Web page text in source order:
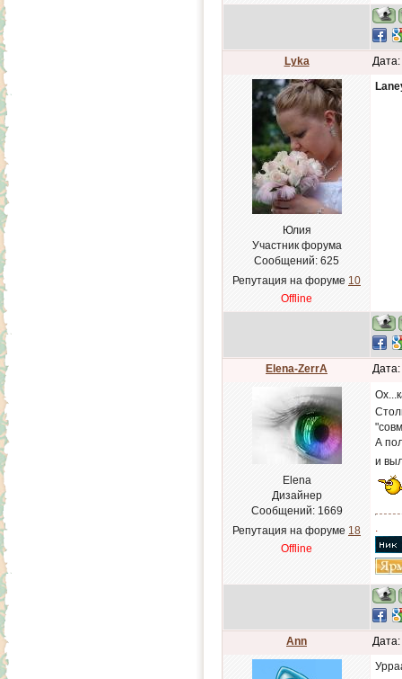
Lyka
Юлия
Участник форума
Сообщений: 625
Репутация на форуме 10
Offline
Elena-ZerrA
Elena
Дизайнер
Сообщений: 1669
Репутация на форуме 18
Offline
А
и
.
Ann